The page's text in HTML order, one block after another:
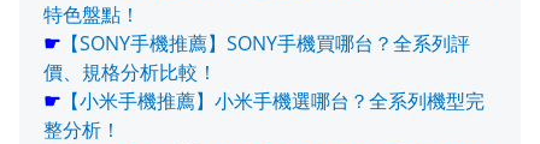
特色盤點！
☛ 【SONY手機推薦】SONY手機買哪台？全系列評
價、規格分析比較！
☛ 【小米手機推薦】小米手機選哪台？全系列機型完
整分析！